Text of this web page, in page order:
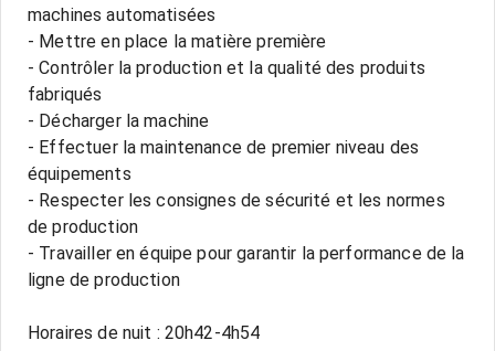
machines automatisées
- Mettre en place la matière première
- Contrôler la production et la qualité des produits
fabriqués
- Décharger la machine
- Effectuer la maintenance de premier niveau des
équipements
- Respecter les consignes de sécurité et les normes
de production
- Travailler en équipe pour garantir la performance de la
ligne de production
Horaires de nuit : 20h42-4h54